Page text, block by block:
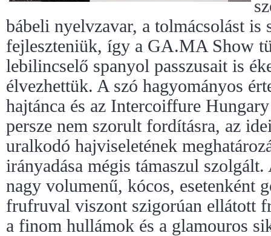
bábeli nyelvzavar, a tolmácsolást is
fejleszteniük, így a GA.MA Show
lebilincselő spanyol passzusait is
élvezhettük. A szó hagyományos
hajtánca és az Intercoiffure
persze nem szorult fordításra, az
uralkodó hajviseletének
irányadása mégis támaszul
nagy volumenű, kócos, esetenként
frufruval viszont szigorúan ellátott
a finom hullámok és a glamouros